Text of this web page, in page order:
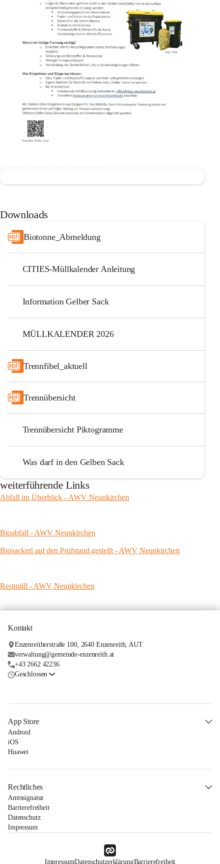
Downloads
Biotonne_Abmeldung
CITIES-Müllkalender Anleitung
Information Gelber Sack
MÜLLKALENDER 2026
Trennfibel_aktuell
Trennübersicht
Trennübersicht Piktogramme
Was darf in den Gelben Sack
weiterführende Links
Abfall im Überblick - AWV Neunkirchen
Bioabfall - AWV Neunkirchen
Biosackerl auf den Prüfstand gestellt - AWV Neunkirchen
Restmüll - AWV Neunkirchen
Kontakt
Enzenreitherstraße 100, 2640 Enzenreith, AUT
verwaltung@gemeinde-enzenreith.at
+43 2662 42236
Geschlossen
App Store
Android
iOS
Huawei
Rechtliches
Amtssignatur
Barrierefreiheit
Datenschutz
Impressum
ImpressumDatenschutzerklärungBarrierefreiheit